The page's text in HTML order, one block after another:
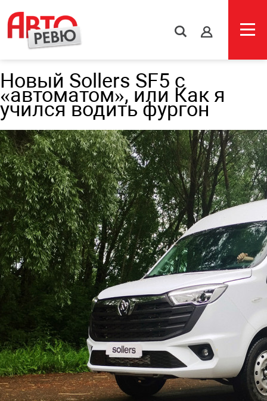
s
Новый Sollers SF5 с
«автоматом», или Как я
учился водить фургон